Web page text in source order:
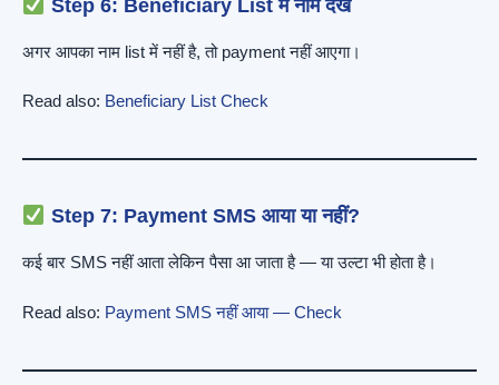
Step 6: Beneficiary List में नाम देखें
अगर आपका नाम list में नहीं है, तो payment नहीं आएगा।
Read also: Beneficiary List Check
Step 7: Payment SMS आया या नहीं?
कई बार SMS नहीं आता लेकिन पैसा आ जाता है — या उल्टा भी होता है।
Read also: Payment SMS नहीं आया — Check